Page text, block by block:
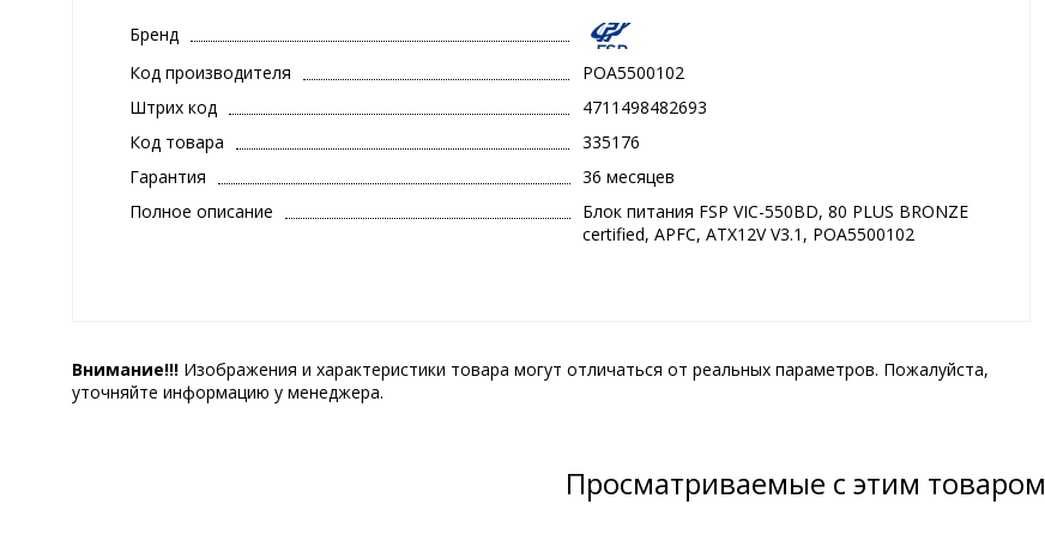
Бренд
Код производителя
POA5500102
Штрих код
4711498482693
Код товара
335176
Гарантия
36 месяцев
Полное описание
Блок питания FSP VIC-550BD, 80 PLUS BRONZE
certified, APFC, ATX12V V3.1, POA5500102
Внимание!!! Изображения и характеристики товара могут отличаться от реальных параметров. Пожалуйста,
уточняйте информацию у менеджера.
Просматриваемые с этим товаром